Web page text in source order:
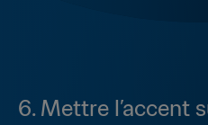
6. Mettre l’accent